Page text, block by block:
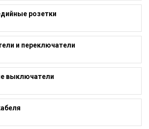
розетки
и переключатели
выключатели